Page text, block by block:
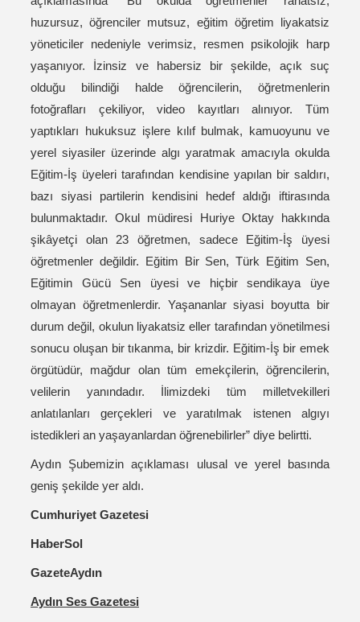
huzursuz, öğrenciler mutsuz, eğitim öğretim liyakatsiz
yöneticiler nedeniyle verimsiz, resmen psikolojik harp
yaşanıyor. İzinsiz ve habersiz bir şekilde, açık suç
olduğu bilindiği halde öğrencilerin, öğretmenlerin
fotoğrafları çekiliyor, video kayıtları alınıyor. Tüm
yaptıkları hukuksuz işlere kılıf bulmak, kamuoyunu ve
yerel siyasiler üzerinde algı yaratmak amacıyla okulda
Eğitim-İş üyeleri tarafından kendisine yapılan bir saldırı,
bazı siyasi partilerin kendisini hedef aldığı iftirasında
bulunmaktadır. Okul müdiresi Huriye Oktay hakkında
şikâyetçi olan 23 öğretmen, sadece Eğitim-İş üyesi
öğretmenler değildir. Eğitim Bir Sen, Türk Eğitim Sen,
Eğitimin Gücü Sen üyesi ve hiçbir sendikaya üye
olmayan öğretmenlerdir. Yaşananlar siyasi boyutta bir
durum değil, okulun liyakatsiz eller tarafından yönetilmesi
sonucu oluşan bir tıkanma, bir krizdir. Eğitim-İş bir emek
örgütüdür, mağdur olan tüm emekçilerin, öğrencilerin,
velilerin yanındadır. İlimizdeki tüm milletvekilleri
anlatılanları gerçekleri ve yaratılmak istenen algıyı
istedikleri an yaşayanlardan öğrenebilirler” diye belirtti.
Aydın Şubemizin açıklaması ulusal ve yerel basında
geniş şekilde yer aldı.
Cumhuriyet Gazetesi
HaberSol
GazeteAydın
Aydın Ses Gazetesi